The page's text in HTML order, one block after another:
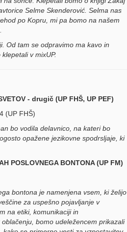
Selme Skenderović. Selma nas
po Kopru, mi pa bomo na našem
Od tam se odpravimo ma kavo in
v mixUP.
- drugič (UP FHŠ, UP PEF)
(UP FHŠ)
bo vodila delavnico, na kateri bo
opažene jezikovne spodrsljaje, ki
POSLOVNEGA BONTONA (UP FM)
bontona je namenjena vsem, ki želijo
za uspešno pojavljanje v
na etiki, komunikaciji in
bomo udeležencem prikazali